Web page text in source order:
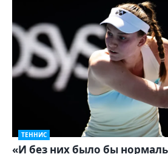
ТЕННИС
«И без них было бы